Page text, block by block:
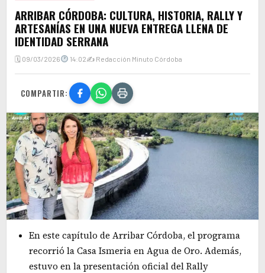
ARRIBAR CÓRDOBA: CULTURA, HISTORIA, RALLY Y
ARTESANÍAS EN UNA NUEVA ENTREGA LLENA DE
IDENTIDAD SERRANA
🗓 09/03/2026 14:02✍ Redacción Minuto Córdoba
COMPARTIR:
En este capítulo de Arribar Córdoba, el programa
recorrió la Casa Ismeria en Agua de Oro. Además,
estuvo en la presentación oficial del Rally